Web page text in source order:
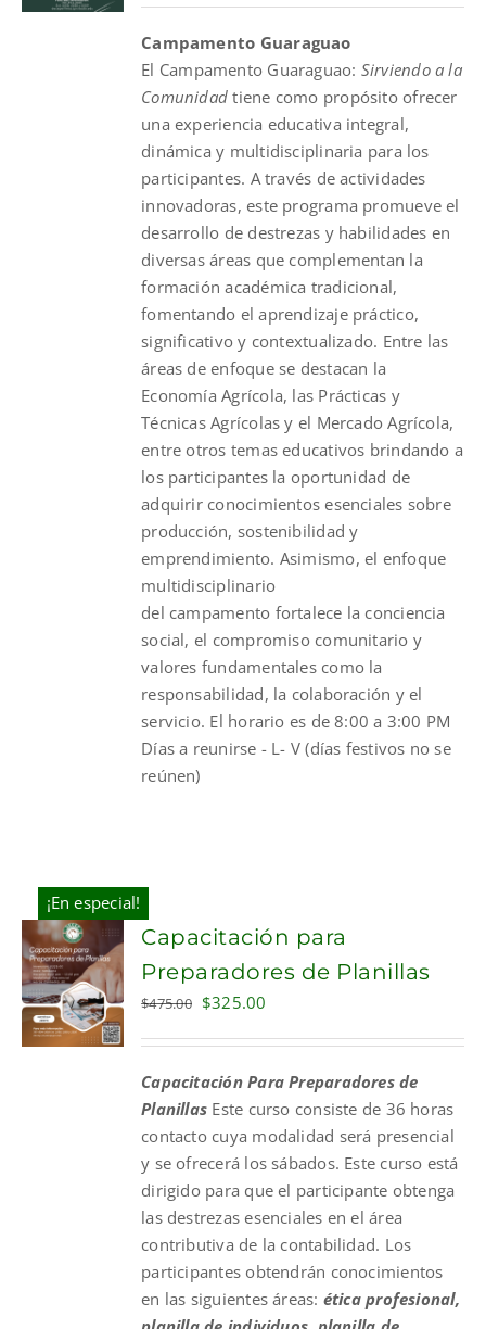
$180.00.$130.00.
Campamento Guaraguao
El Campamento Guaraguao: Sirviendo a la
Comunidad tiene como propósito ofrecer
una experiencia educativa integral,
dinámica y multidisciplinaria para los
participantes. A través de actividades
innovadoras, este programa promueve el
desarrollo de destrezas y habilidades en
diversas áreas que complementan la
formación académica tradicional,
fomentando el aprendizaje práctico,
significativo y contextualizado. Entre las
áreas de enfoque se destacan la
Economía Agrícola, las Prácticas y
Técnicas Agrícolas y el Mercado Agrícola,
entre otros temas educativos brindando a
los participantes la oportunidad de
adquirir conocimientos esenciales sobre
producción, sostenibilidad y
emprendimiento. Asimismo, el enfoque
multidisciplinario
del campamento fortalece la conciencia
social, el compromiso comunitario y
valores fundamentales como la
responsabilidad, la colaboración y el
servicio. El horario es de 8:00 a 3:00 PM
Días a reunirse - L- V (días festivos no se
reúnen)
¡En especial!
ADD TO
CART
Capacitación para
Preparadores de Planillas
$475.00 Original
$475.00.
$325.00
$325.00.
Capacitación Para Preparadores de
Planillas Este curso consiste de 36 horas
contacto cuya modalidad será presencial
y se ofrecerá los sábados. Este curso está
dirigido para que el participante obtenga
las destrezas esenciales en el área
contributiva de la contabilidad. Los
participantes obtendrán conocimientos
en las siguientes áreas: ética profesional,